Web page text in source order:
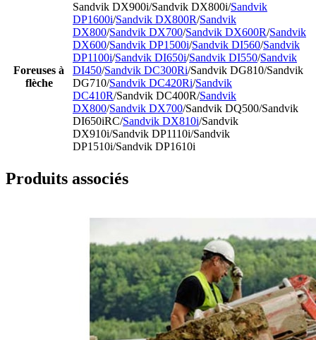
Foreuses à
flèche
Sandvik DX900i/Sandvik DX800i/Sandvik
DP1600i/Sandvik DX800R/Sandvik
DX800/Sandvik DX700/Sandvik DX600R/Sandvik
DX600/Sandvik DP1500i/Sandvik DI560/Sandvik
DP1100i/Sandvik DI650i/Sandvik DI550/Sandvik
DI450/Sandvik DC300Ri/Sandvik DG810/Sandvik
DG710/Sandvik DC420Ri/Sandvik
DC410R/Sandvik DC400R/Sandvik
DX800/Sandvik DX700/Sandvik DQ500/Sandvik
DI650iRC/Sandvik DX810i/Sandvik
DX910i/Sandvik DP1110i/Sandvik
DP1510i/Sandvik DP1610i
Produits associés